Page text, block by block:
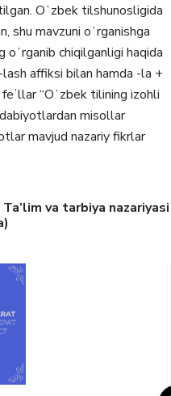
Oʻzbek tilshunosligida
shu mavzuni oʻrganishga
chiqilganligi haqida
affiksi bilan hamda -la +
“Oʻzbek tilining izohli
misollar
mavjud nazariy fikrlar
va tarbiya nazariyasi